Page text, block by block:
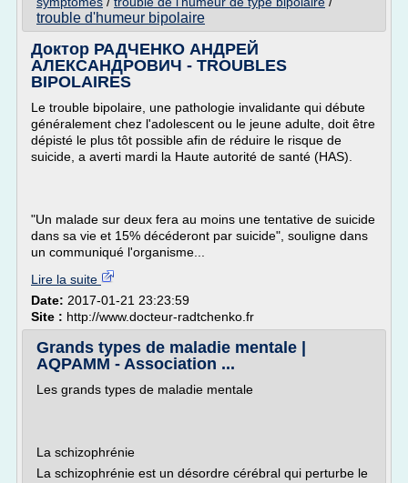
trouble d'humeur bipolaire
Доктор РАДЧЕНКО АНДРЕЙ
АЛЕКСАНДРОВИЧ - TROUBLES
BIPOLAIRES
Le trouble bipolaire, une pathologie invalidante qui débute
généralement chez l'adolescent ou le jeune adulte, doit être
dépisté le plus tôt possible afin de réduire le risque de
suicide, a averti mardi la Haute autorité de santé (HAS).
"Un malade sur deux fera au moins une tentative de suicide
dans sa vie et 15% décéderont par suicide", souligne dans
un communiqué l'organisme...
Lire la suite
Date: 2017-01-21 23:23:59
Site : http://www.docteur-radtchenko.fr
Grands types de maladie mentale |
AQPAMM - Association ...
Les grands types de maladie mentale
La schizophrénie
La schizophrénie est un désordre cérébral qui perturbe le